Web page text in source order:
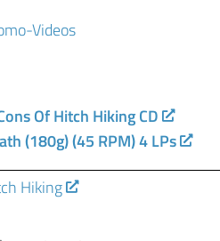
Videos
Of Hitch Hiking CD
(180g) (45 RPM) 4 LPs
Hiking